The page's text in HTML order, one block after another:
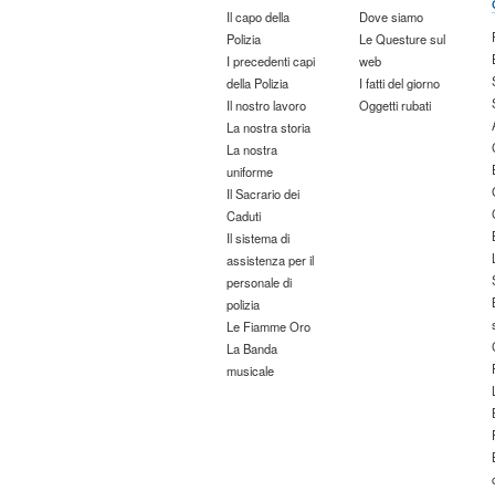
Il capo della
Polizia
I precedenti capi
della Polizia
Il nostro lavoro
La nostra storia
La nostra
uniforme
Il Sacrario dei
Caduti
Il sistema di
assistenza per il
personale di
polizia
Le Fiamme Oro
La Banda
musicale
Dove siamo
Le Questure sul
web
I fatti del giorno
Oggetti rubati